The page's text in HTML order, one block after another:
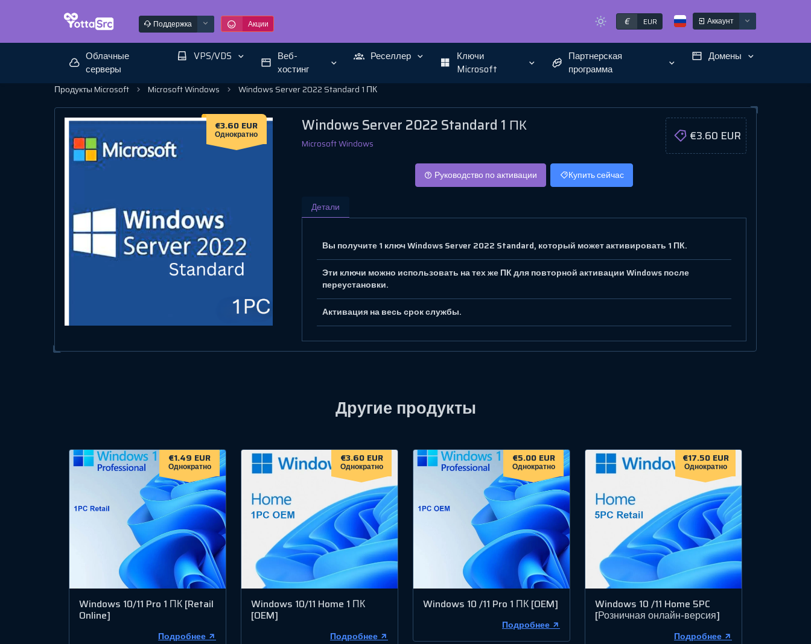
Поддержка Акции € EUR Аккаунт
Облачные
серверы
VPS/VDS
Веб-
хостинг
Реселлер
Ключи
Microsoft
Партнерская
программа
Домены
Продукты Microsoft Microsoft Windows Windows Server 2022 Standard 1 ПК
€3.60 EUR
Однократно Windows Server 2022 Standard 1 ПК
Microsoft Windows
€3.60 EUR
Руководство по активации Купить сейчас
Детали
Вы получите 1 ключ Windows Server 2022 Standard, который может активировать 1 ПК.
Эти ключи можно использовать на тех же ПК для повторной активации Windows после
переустановки.
Активация на весь срок службы.
Другие продукты
€1.49 EUR
Однократно
Windows 10/11 Pro 1 ПК [Retail
Online]
Подробнее
€3.60 EUR
Однократно
Windows 10/11 Home 1 ПК
[OEM]
Подробнее
€5.00 EUR
Однократно
Windows 10 /11 Pro 1 ПК [OEM]
Подробнее
€17.50 EUR
Однократно
Windows 10 /11 Home 5PC
[Розничная онлайн-версия]
Подробнее